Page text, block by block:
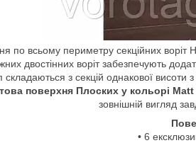
по всьому периметру секційних воріт
двостінних воріт забезпечують
з секцій однакової висоти
поверхня Плоских у кольорі
зовнішній вигляд
• 6